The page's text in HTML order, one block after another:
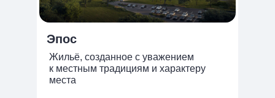
Жильё, созданное с уважением
к местным традициям и характеру
места
Эпос